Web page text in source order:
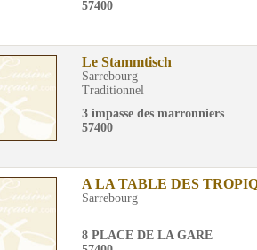
57400
Le Stammtisch
Sarrebourg
Traditionnel
3 impasse des marronniers
57400
A LA TABLE DES
Sarrebourg
8 PLACE DE LA GARE